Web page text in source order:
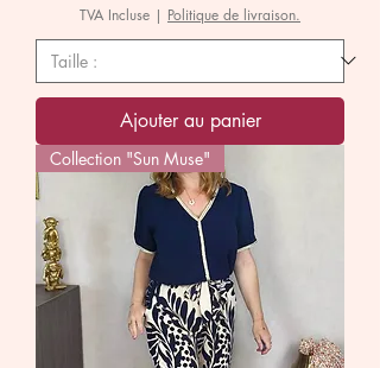
TVA Incluse | Politique de livraison.
Ajouter au panier
Collection "Sun Muse"